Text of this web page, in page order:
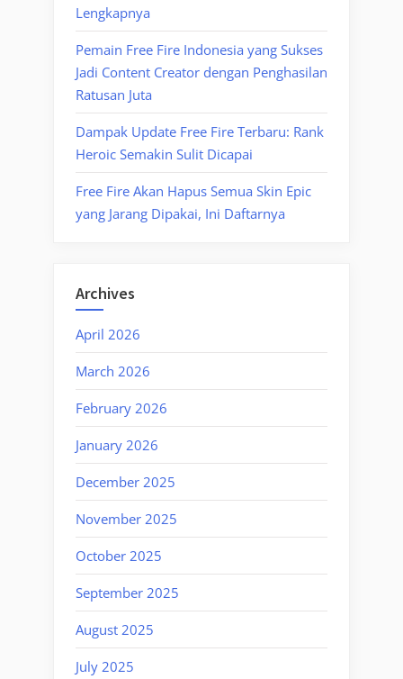
Lengkapnya
Pemain Free Fire Indonesia yang Sukses
Jadi Content Creator dengan Penghasilan
Ratusan Juta
Dampak Update Free Fire Terbaru: Rank
Heroic Semakin Sulit Dicapai
Free Fire Akan Hapus Semua Skin Epic
yang Jarang Dipakai, Ini Daftarnya
Archives
April 2026
March 2026
February 2026
January 2026
December 2025
November 2025
October 2025
September 2025
August 2025
July 2025